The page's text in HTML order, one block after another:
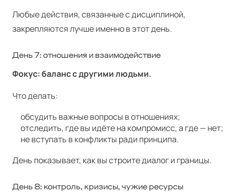
Любые действия, связанные с дисциплиной,
закрепляются лучше именно в этот день.
День 7: отношения и взаимодействие
Фокус: баланс с другими людьми.
Что делать:
обсудить важные вопросы в отношениях;
отследить, где вы идёте на компромисс, а где — нет;
не вступать в конфликты ради принципа.
День показывает, как вы строите диалог и границы.
День 8: контроль, кризисы, чужие ресурсы